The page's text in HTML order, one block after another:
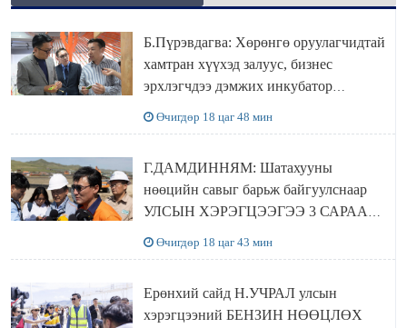
Б.Пүрэвдагва: Хөрөнгө оруулагчидтай
хамтран хүүхэд залуус, бизнес
эрхлэгчдээ дэмжих инкубатор
Өчигдөр 18 цаг 48 мин
Г.ДАМДИННЯМ: Шатахууны
нөөцийн савыг барьж байгуулснаар
УЛСЫН ХЭРЭГЦЭЭГЭЭ 3 САРААР
Өчигдөр 18 цаг 43 мин
Ерөнхий сайд Н.УЧРАЛ улсын
хэрэгцээний БЕНЗИН НӨӨЦЛӨХ